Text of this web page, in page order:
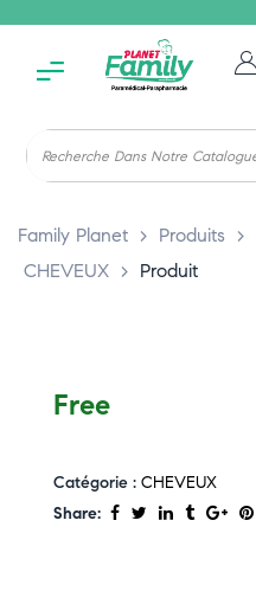
Family Planet > Produits >
CHEVEUX > Produit
Free
Catégorie : CHEVEUX
Share: